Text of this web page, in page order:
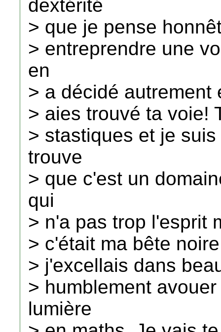
dextérité
> que je pense
> entreprendre une
en
> a décidé autrement
> aies trouvé ta voie!
> stastiques et je
trouve
> que c'est un
qui
> n'a pas trop l'esprit
> c'était ma bête
> j'excellais dans
> humblement
lumière